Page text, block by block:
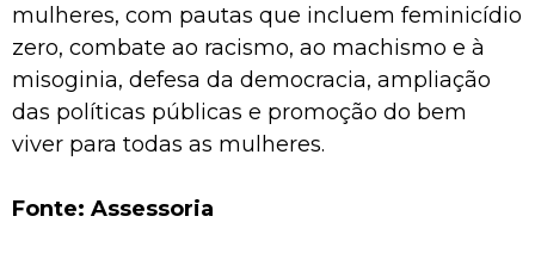
mulheres, com pautas que incluem feminicídio
zero, combate ao racismo, ao machismo e à
misoginia, defesa da democracia, ampliação
das políticas públicas e promoção do bem
viver para todas as mulheres.
Fonte: Assessoria